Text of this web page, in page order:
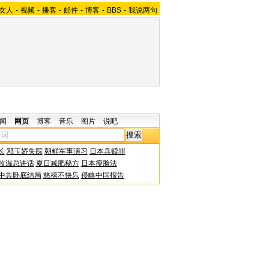
人 - 视频 - 播客 - 邮件 - 博客 - BBS - 我说两句
网页 博客 音乐 图片 说吧
邓玉娇失踪 朝鲜军事演习 日本兵赎罪
温总讲话 夏日减肥秘方 日本瘦脸法
共卧底结局 慈禧不快乐 侵略中国报告